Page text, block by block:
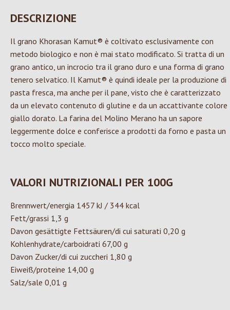
DESCRIZIONE
Il grano Khorasan Kamut® è coltivato esclusivamente con
metodo biologico e non è mai stato modificato. Si tratta di un
grano antico, un incrocio tra il grano duro e una forma di grano
tenero selvatico. Il Kamut® è quindi ideale per la produzione di
pasta fresca, ma anche per il pane, visto che è caratterizzato
da un elevato contenuto di glutine e da un accattivante colore
giallo dorato. La farina del Molino Merano ha un sapore
leggermente dolce e conferisce a prodotti da forno e pasta un
tocco molto speciale.
VALORI NUTRIZIONALI PER 100G
Brennwert/energia 1457 kJ / 344 kcal
Fett/grassi 1,3 g
Davon gesättigte Fettsäuren/di cui saturati 0,20 g
Kohlenhydrate/carboidrati 67,00 g
Davon Zucker/di cui zuccheri 1,80 g
Eiweiß/proteine 14,00 g
Salz/sale 0,01 g